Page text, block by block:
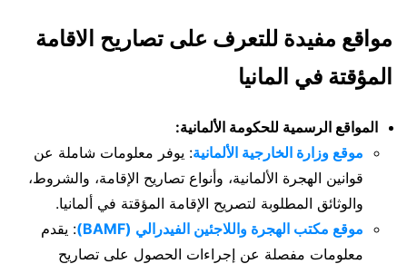
مواقع مفيدة للتعرف على تصاريح الاقامة
المؤقتة في المانيا
المواقع الرسمية للحكومة الألمانية:
موقع وزارة الخارجية الألمانية: يوفر معلومات شاملة عن
قوانين الهجرة الألمانية، وأنواع تصاريح الإقامة، والشروط،
والوثائق المطلوبة لتصريح الإقامة المؤقتة في ألمانيا.
موقع مكتب الهجرة واللاجئين الفيدرالي (BAMF)
: يقدم
معلومات مفصلة عن إجراءات الحصول على تصاريح